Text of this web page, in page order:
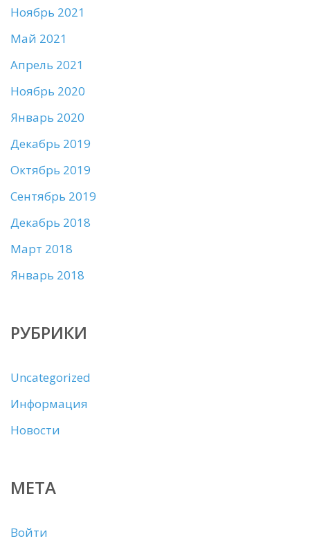
Ноябрь 2021
Май 2021
Апрель 2021
Ноябрь 2020
Январь 2020
Декабрь 2019
Октябрь 2019
Сентябрь 2019
Декабрь 2018
Март 2018
Январь 2018
РУБРИКИ
Uncategorized
Информация
Новости
МЕТА
Войти